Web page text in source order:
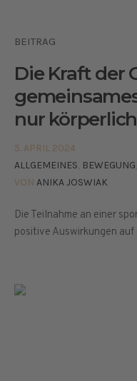
BEITRAG
Die Kraft der
nur
5. APRIL 2024
ALLGEMEINES, BEWEGUNG,
VON ANIKA JOSWIAK
Die Teilnahme an einer
positive Auswirkungen